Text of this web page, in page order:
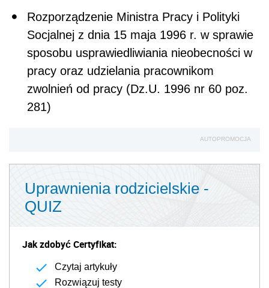
Rozporządzenie Ministra Pracy i Polityki
Socjalnej z dnia 15 maja 1996 r. w sprawie
sposobu usprawiedliwiania nieobecności w
pracy oraz udzielania pracownikom
zwolnień od pracy (Dz.U. 1996 nr 60 poz.
281)
AUTOPROMOCJA
Uprawnienia rodzicielskie -
QUIZ
Jak zdobyć Certyfikat:
Czytaj artykuły
Rozwiązuj testy